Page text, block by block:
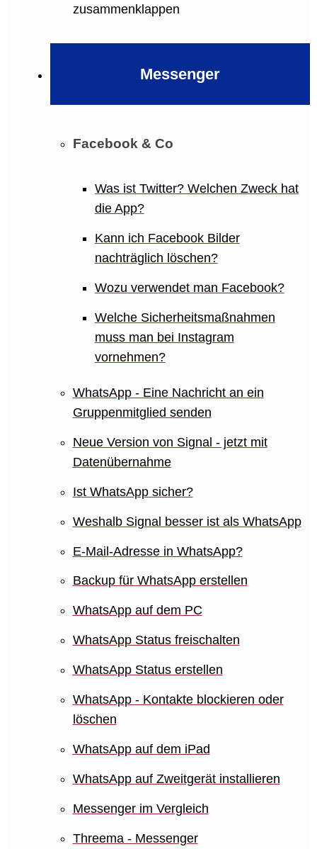
zusammenklappen
Messenger
Facebook & Co
Was ist Twitter? Welchen Zweck hat
die App?
Kann ich Facebook Bilder
nachträglich löschen?
Wozu verwendet man Facebook?
Welche Sicherheitsmaßnahmen
muss man bei Instagram
vornehmen?
WhatsApp - Eine Nachricht an ein
Gruppenmitglied senden
Neue Version von Signal - jetzt mit
Datenübernahme
Ist WhatsApp sicher?
Weshalb Signal besser ist als WhatsApp
E-Mail-Adresse in WhatsApp?
Backup für WhatsApp erstellen
WhatsApp auf dem PC
WhatsApp Status freischalten
WhatsApp Status erstellen
WhatsApp - Kontakte blockieren oder
löschen
WhatsApp auf dem iPad
WhatsApp auf Zweitgerät installieren
Messenger im Vergleich
Threema - Messenger